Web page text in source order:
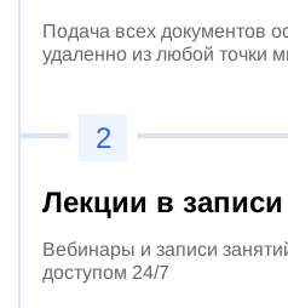
Подача всех документов
удаленно из любой точки
2
Лекции в записи
Вебинары и записи
доступом 24/7